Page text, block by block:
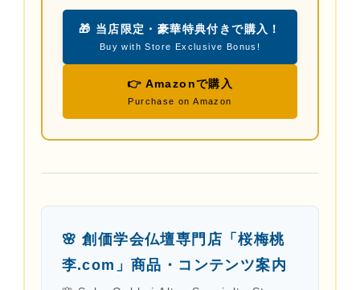
🎁 当店限定・豪華特典付きで購入！
Buy with Store Exclusive Bonus!
👉 Amazonで購入
Purchase on Amazon
🌸 創価学会仏壇専門店「桜梅桃
李.com」商品・コンテンツ案内